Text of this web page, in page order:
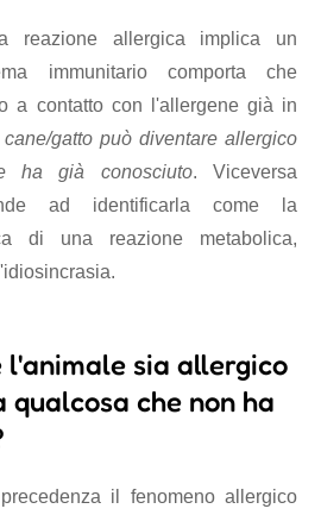
reazione allergica implica un
immunitario comporta che
a contatto con l'allergene già in
gatto può diventare allergico
ha già conosciuto. Viceversa
ad identificarla come la
di una reazione metabolica,
l'animale sia allergico
che non ha
il fenomeno allergico